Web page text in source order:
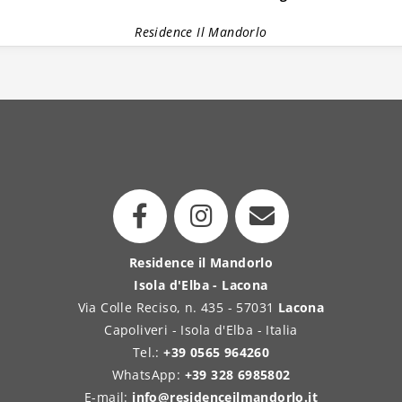
Residence Il Mandorlo
Residence il Mandorlo
Isola d'Elba - Lacona
Via Colle Reciso, n. 435 - 57031 Lacona
Capoliveri - Isola d'Elba - Italia
Tel.:+39 0565 964260
WhatsApp: +39 328 6985802
E-mail: info@residenceilmandorlo.it